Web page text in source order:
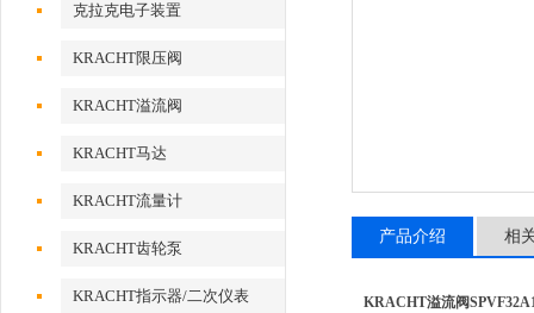
克拉克电子装置
KRACHT限压阀
KRACHT溢流阀
KRACHT马达
KRACHT流量计
KRACHT齿轮泵
KRACHT指示器/二次仪表
产品介绍 相
KRACHT溢流阀